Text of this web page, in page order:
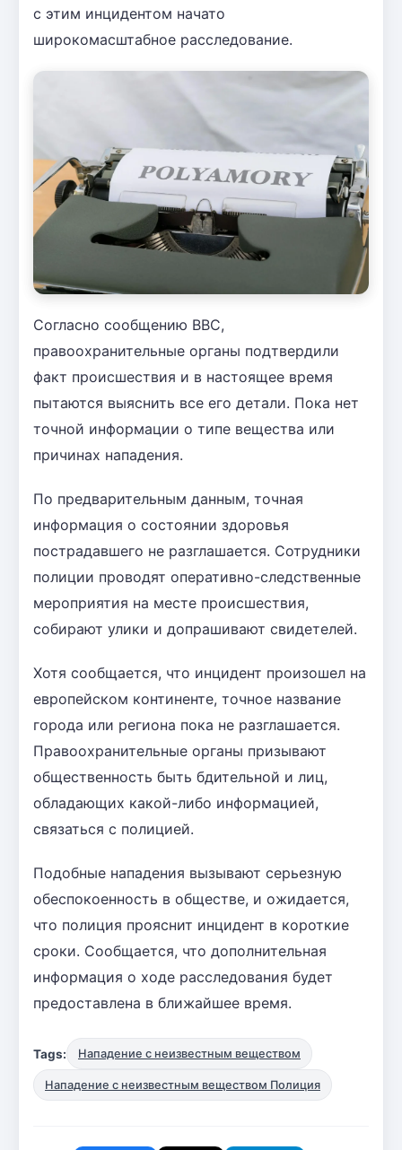
с этим инцидентом начато
широкомасштабное расследование.
Согласно сообщению BBC,
правоохранительные органы подтвердили
факт происшествия и в настоящее время
пытаются выяснить все его детали. Пока нет
точной информации о типе вещества или
причинах нападения.
По предварительным данным, точная
информация о состоянии здоровья
пострадавшего не разглашается. Сотрудники
полиции проводят оперативно-следственные
мероприятия на месте происшествия,
собирают улики и допрашивают свидетелей.
Хотя сообщается, что инцидент произошел на
европейском континенте, точное название
города или региона пока не разглашается.
Правоохранительные органы призывают
общественность быть бдительной и лиц,
обладающих какой-либо информацией,
связаться с полицией.
Подобные нападения вызывают серьезную
обеспокоенность в обществе, и ожидается,
что полиция прояснит инцидент в короткие
сроки. Сообщается, что дополнительная
информация о ходе расследования будет
предоставлена в ближайшее время.
Tags: Нападение с неизвестным веществом
Нападение с неизвестным веществом Полиция